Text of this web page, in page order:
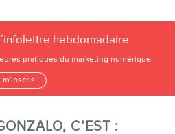
hebdomadaire
pratiques du marketing numérique.
m'inscris !
C’EST :